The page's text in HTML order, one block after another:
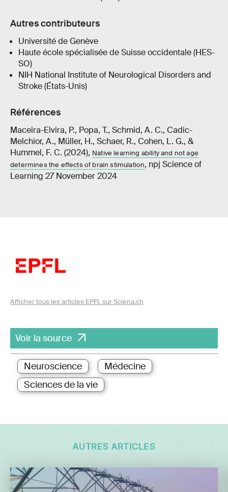
Autres contributeurs
Université de Genève
Haute école spécialisée de Suisse occidentale (HES-
SO)
NIH National Institute of Neurological Disorders and
Stroke (États-Unis)
Références
Maceira-Elvira, P., Popa, T., Schmid, A. C., Cadic-
Melchior, A., Müller, H., Schaer, R., Cohen, L. G., &
Hummel, F. C. (2024), Native learning ability and not age
determines the effects of brain stimulation, npj Science of
Learning 27 November 2024
Afficher tous les articles EPFL sur Sciena.ch
Voir la source
Neuroscience
Médecine
Sciences de la vie
AUTRES ARTICLES